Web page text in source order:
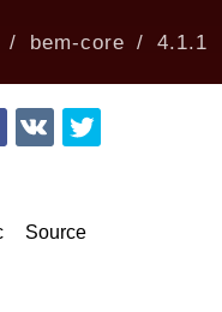
bem-core 4.1.1
Source